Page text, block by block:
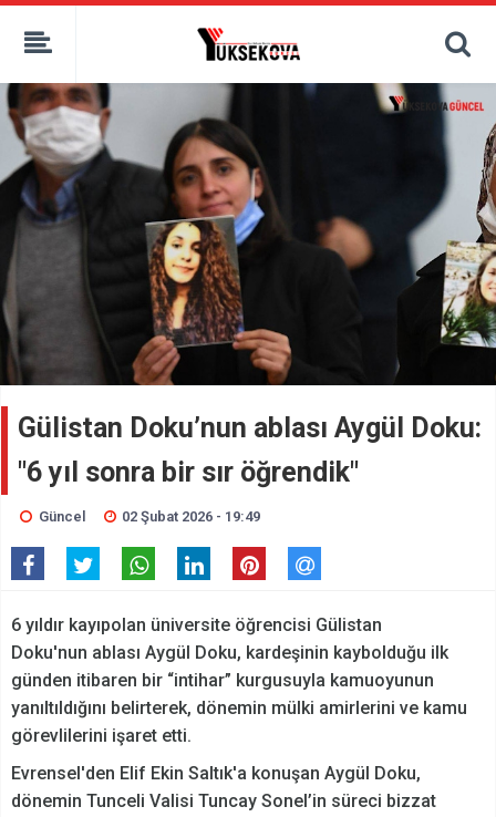
kaçak bahis
deneme bonusu
canlı bahis siteleri
deneme bonusu veren siteler
bahis siteleri
porno izle
Gülistan Doku’nun ablası Aygül Doku:
"6 yıl sonra bir sır öğrendik"
Güncel 02 Şubat 2026 - 19:49
6 yıldır kayıpolan üniversite öğrencisi Gülistan
Doku'nun ablası Aygül Doku, kardeşinin kaybolduğu ilk
günden itibaren bir “intihar” kurgusuyla kamuoyunun
yanıltıldığını belirterek, dönemin mülki amirlerini ve kamu
görevlilerini işaret etti.
Evrensel'den Elif Ekin Saltık'a konuşan Aygül Doku,
dönemin Tunceli Valisi Tuncay Sonel’in süreci bizzat